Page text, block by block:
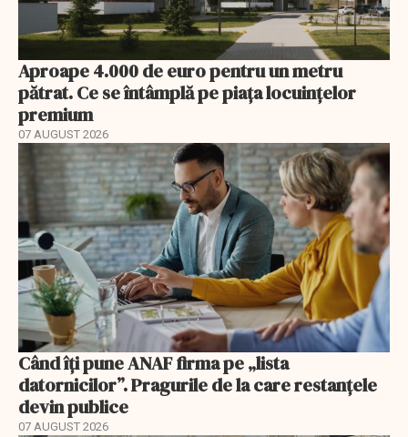
Aproape 4.000 de euro pentru un metru
pătrat. Ce se întâmplă pe piața locuințelor
premium
07 AUGUST 2026
Când îți pune ANAF firma pe „lista
datornicilor”. Pragurile de la care restanțele
devin publice
07 AUGUST 2026